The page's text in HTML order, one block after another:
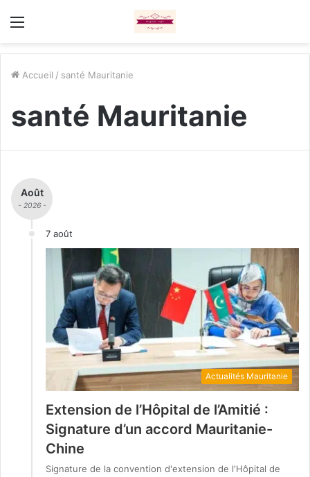
Menu
Accueil / santé Mauritanie
santé Mauritanie
Août
- 2026 -
7 août
Actualités Mauritanie
Extension de l’Hôpital de l’Amitié :
Signature d’un accord Mauritanie-
Chine
Signature de la convention d'extension de l'Hôpital de